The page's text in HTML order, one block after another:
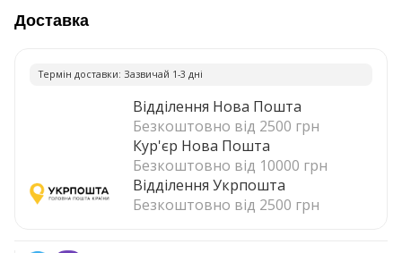
Доставка
Термiн доставки: Зазвичай 1-3 днi
Відділення Нова Пошта
Безкоштовно від 2500 грн
Кур'єр Нова Пошта
Безкоштовно від 10000 грн
Відділення Укрпошта
Безкоштовно від 2500 грн